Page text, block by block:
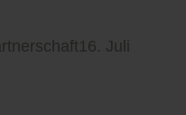
16. Juli